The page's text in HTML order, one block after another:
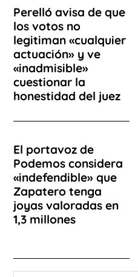
Perelló avisa de que
los votos no
legitiman «cualquier
actuación» y ve
«inadmisible»
cuestionar la
honestidad del juez
El portavoz de
Podemos considera
«indefendible» que
Zapatero tenga
joyas valoradas en
1,3 millones